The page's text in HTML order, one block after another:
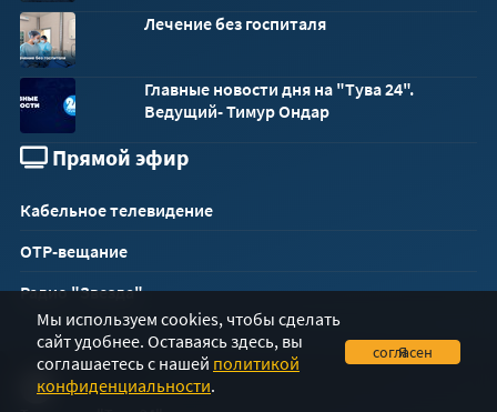
Лечение без госпиталя
Главные новости дня на "Тува 24".
Ведущий- Тимур Ондар
Прямой эфир
Кабельное телевидение
ОТР-вещание
Радио "Звезда"
Мы используем cookies, чтобы сделать
сайт удобнее. Оставаясь здесь, вы
соглашаетесь с нашей политикой
конфиденциальности.
Я согласен